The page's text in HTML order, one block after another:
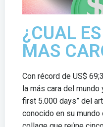
¿CUAL
MAS
Con récord de US$
la más cara del
first 5.000 days” del
conocido en su